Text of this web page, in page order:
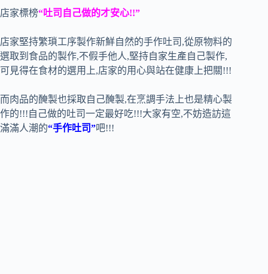
店家標榜“吐司自己做的才安心!!”
店家堅持繁瑣工序製作新鮮自然的手作吐司,從原物料的
選取到食品的製作,不假手他人,堅持自家生產自己製作,
可見得在食材的選用上,店家的用心與站在健康上把關!!!
而肉品的醃製也採取自己醃製,在烹調手法上也是精心製
作的!!!自己做的吐司一定最好吃!!!大家有空,不妨造訪這
滿滿人潮的“手作吐司”吧!!!